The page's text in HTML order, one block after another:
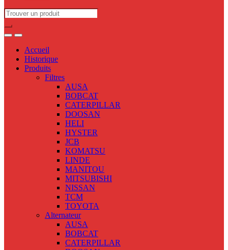
Search
for:
Accueil
Historique
Produits
Filtres
AUSA
BOBCAT
CATERPILLAR
DOOSAN
HELI
HYSTER
JCB
KOMATSU
LINDE
MANITOU
MITSUBISHI
NISSAN
TCM
TOYOTA
Alternateur
AUSA
BOBCAT
CATERPILLAR